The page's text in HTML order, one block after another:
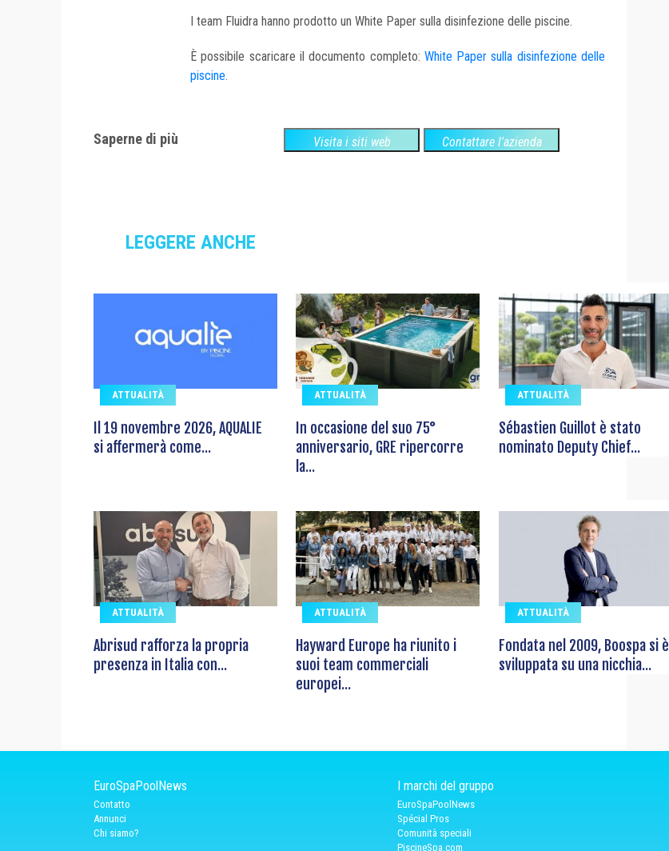
I team Fluidra hanno prodotto un White Paper sulla disinfezione delle piscine.
È possibile scaricare il documento completo: White Paper sulla disinfezione delle
piscine.
Saperne di più Visita i siti web Contattare l'azienda
LEGGERE ANCHE
ATTUALITÀ
Il 19 novembre 2026, AQUALIE
si affermerà come...
ATTUALITÀ
In occasione del suo 75°
anniversario, GRE ripercorre
la...
ATTUALITÀ
Sébastien Guillot è stato
nominato Deputy Chief...
ATTUALITÀ
Abrisud rafforza la propria
presenza in Italia con...
ATTUALITÀ
Hayward Europe ha riunito i
suoi team commerciali
europei...
ATTUALITÀ
Fondata nel 2009, Boospa si è
sviluppata su una nicchia...
EuroSpaPoolNews
Contatto
Annunci
Chi siamo?
I marchi del gruppo
EuroSpaPoolNews
Spécial Pros
Comunità speciali
PiscineSpa.com